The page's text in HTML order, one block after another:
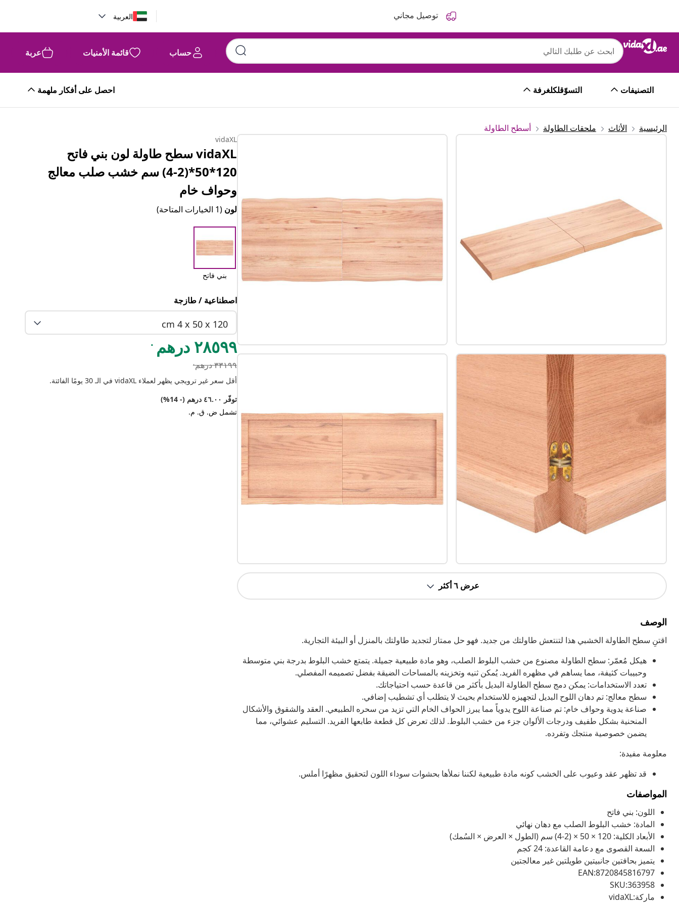
توصيل مجاني العربية
حساب قائمة الأمنيات عربة
التصنيفات التسوّقلكلغرفة احصل على أفكار ملهمة
الرئيسية الأثاث ملحقات الطاولة أسطح الطاولة
عرض ٦ أكثر
الوصف
اقتنِ سطح الطاولة الخشبي هذا لتنتعش طاولتك من جديد. فهو حل ممتاز لتجديد طاولتك بالمنزل أو البيئة التجارية.
هيكل مُعمّر: سطح الطاولة مصنوع من خشب البلوط الصلب، وهو مادة طبيعية جميلة. يتمتع خشب البلوط بدرجة بني متوسطة
وحبيبات كثيفة، مما يساهم في مظهره الفريد. يُمكن ثنيه وتخزينه بالمساحات الضيقة بفضل تصميمه المفصلي.
تعدد الاستخدامات: يمكن دمج سطح الطاولة البديل بأكثر من قاعدة حسب احتياجاتك.
سطح معالج: تم دهان اللوح البديل لتجهيزه للاستخدام بحيث لا يتطلب أي تشطيب إضافي.
صناعة يدوية وحواف خام: تم صناعة اللوح يدوياً مما يبرز الحواف الخام التي تزيد من سحره الطبيعي. العقد والشقوق والأشكال
المنحنية بشكل طفيف ودرجات الألوان جزء من خشب البلوط. لذلك تعرض كل قطعة طابعها الفريد. التسليم عشوائي، مما
يضمن خصوصية منتجك وتفرده.
معلومة مفيدة:
قد تظهر عقد وعيوب على الخشب كونه مادة طبيعية لكننا نملأها بحشوات سوداء اللون لتحقيق مظهرًا أملس.
المواصفات
اللون: بني فاتح
المادة: خشب البلوط الصلب مع دهان نهائي
الأبعاد الكلية: 120 × 50 × (2-4) سم (الطول × العرض × السُمك)
السعة القصوى مع دعامة القاعدة: 24 كجم
يتميز بحافتين جانبيتين طويلتين غير معالجتين
EAN:8720845816797
SKU:363958
ماركة:vidaXL
vidaXL
vidaXL سطح طاولة لون بني فاتح
120*50*(2-4) سم خشب صلب معالج
وحواف خام
لون(1 الخيارات المتاحة)
بني فاتح
اصطناعية / طازجة
cm 4 x 50 x 120
٢٨٥٩٩ درهم .
٣٣١٩٩ درهم .
أقل سعر غير ترويجي يظهر لعملاء vidaXL في الـ 30 يومًا الفائتة.
توفّر ٤٦.٠٠ درهم (- 14%)
تشمل ض. ق. م.